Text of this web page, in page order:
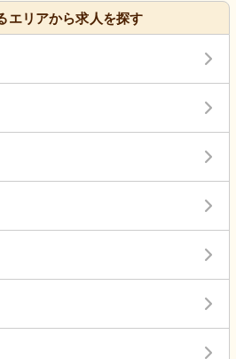
エリアから求人を探す